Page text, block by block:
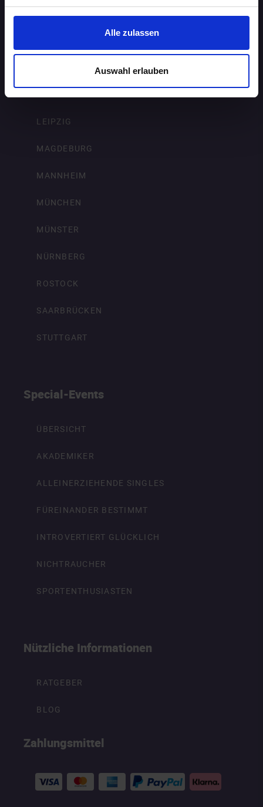
Alle zulassen
Auswahl erlauben
LEIPZIG
MAGDEBURG
MANNHEIM
MÜNCHEN
MÜNSTER
NÜRNBERG
ROSTOCK
SAARBRÜCKEN
STUTTGART
Special-Events
ÜBERSICHT
AKADEMIKER
ALLEINERZIEHENDE SINGLES
FÜREINANDER BESTIMMT
INTROVERTIERT GLÜCKLICH
NICHTRAUCHER
SPORTENTHUSIASTEN
Nützliche Informationen
RATGEBER
BLOG
Zahlungsmittel